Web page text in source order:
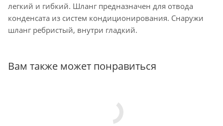
легкий и гибкий. Шланг предназначен для отвода
конденсата из систем кондиционирования. Снаружи
шланг ребристый, внутри гладкий.
Вам также может понравиться